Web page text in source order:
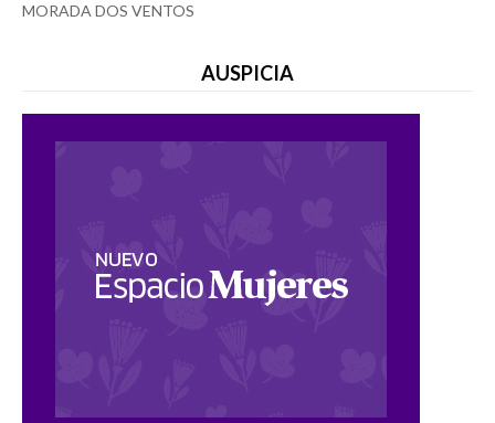
MORADA DOS VENTOS
AUSPICIA